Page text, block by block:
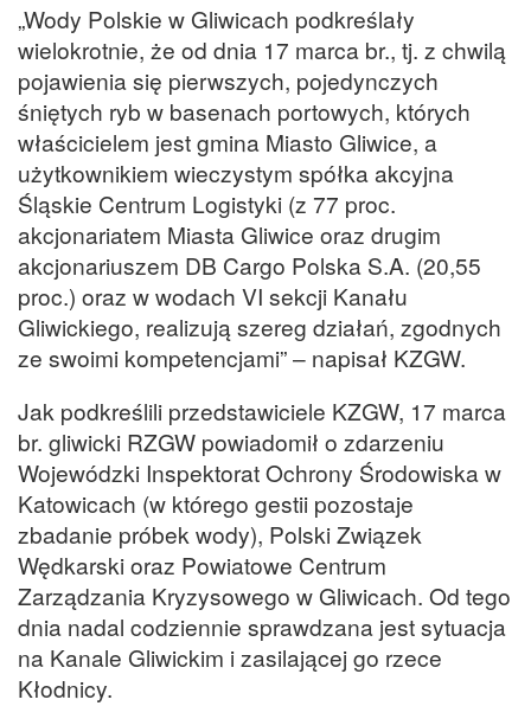
„Wody Polskie w Gliwicach podkreślały
wielokrotnie, że od dnia 17 marca br., tj. z chwilą
pojawienia się pierwszych, pojedynczych
śniętych ryb w basenach portowych, których
właścicielem jest gmina Miasto Gliwice, a
użytkownikiem wieczystym spółka akcyjna
Śląskie Centrum Logistyki (z 77 proc.
akcjonariatem Miasta Gliwice oraz drugim
akcjonariuszem DB Cargo Polska S.A. (20,55
proc.) oraz w wodach VI sekcji Kanału
Gliwickiego, realizują szereg działań, zgodnych
ze swoimi kompetencjami” – napisał KZGW.
Jak podkreślili przedstawiciele KZGW, 17 marca
br. gliwicki RZGW powiadomił o zdarzeniu
Wojewódzki Inspektorat Ochrony Środowiska w
Katowicach (w którego gestii pozostaje
zbadanie próbek wody), Polski Związek
Wędkarski oraz Powiatowe Centrum
Zarządzania Kryzysowego w Gliwicach. Od tego
dnia nadal codziennie sprawdzana jest sytuacja
na Kanale Gliwickim i zasilającej go rzece
Kłodnicy.